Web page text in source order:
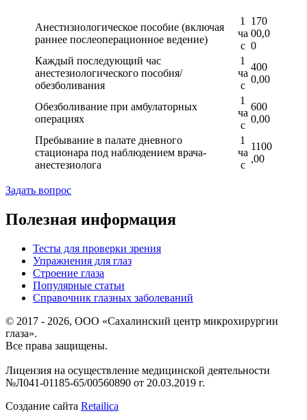
Анестизиологическое пособие (включая
раннее послеоперационное ведение)
1
ча
с
170
00,0
0
Каждый последующий час
анестезиологического пособия/
обезболивания
1
ча
с
400
0,00
Обезболивание при амбулаторных
операциях
1
ча
с
600
0,00
Пребывание в палате дневного
стационара под наблюдением врача-
анестезиолога
1
ча
с
1100
,00
Задать вопрос
Полезная информация
Тесты для проверки зрения
Упражнения для глаз
Строение глаза
Популярные статьи
Справочник глазных заболеваний
© 2017 - 2026, ООО «Сахалинский центр микрохирургии
глаза».
Все права защищены.
Лицензия на осуществление медицинской деятельности
№Л041-01185-65/00560890 от 20.03.2019 г.
Создание сайта Retailica